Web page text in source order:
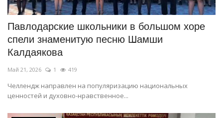
Павлодарские школьники в большом хоре
спели знаменитую песню Шамши
Калдаякова
Май 21, 2026 1 419
Челлендж направлен на популяризацию национальных
ценностей и духовно-нравственное...